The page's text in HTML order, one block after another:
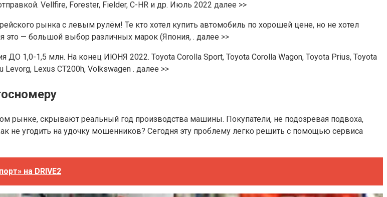
Vellfire, Forester, Fielder, C-HR и др. Июль 2022 далее >>
рынка с левым рулём! Те кто хотел купить автомобиль по хорошей цене, но не хотел
— большой выбор различных марок (Япония, . далее >>
1,0-1,5 млн. На конец ИЮНЯ 2022. Toyota Corolla Sport, Toyota Corolla Wagon, Toyota Prius, Toyota
Levorg, Lexus CT200h, Volkswagen . далее >>
рынке, скрывают реальный год производства машины. Покупатели, не подозревая подвоха,
не угодить на удочку мошенников? Сегодня эту проблему легко решить с помощью сервиса
на DRIVE2